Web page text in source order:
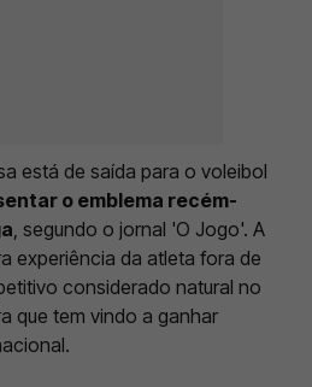
está de saída para o voleibol
o emblema recém-
, segundo o jornal 'O Jogo'. A
experiência da atleta fora de
considerado natural no
que tem vindo a ganhar